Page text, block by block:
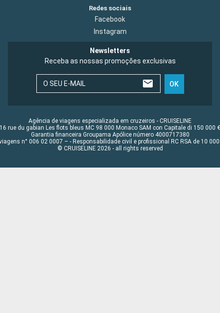
Redes sociais
Facebook
Instagram
Newsletters
Receba as nossas promoções exclusivas
O SEU E-MAIL OK
Agência de viagens especializada em cruzeiros - CRUISELINE
16 rue du gabian Les flots bleus MC 98 000 Monaco SAM con Capitale di 150 000 €
Garantia financeira Groupama Apólice número 4000717380
n° 006 02 0007 – - Responsabilidade civil e profissional RC RSA de 10 000
© CRUISELINE 2026 - all rights reserved